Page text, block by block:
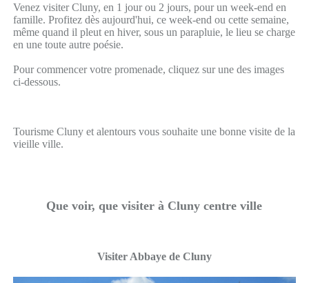
Venez visiter Cluny, en 1 jour ou 2 jours, pour un week-end en
famille. Profitez dès aujourd'hui, ce week-end ou cette semaine,
même quand il pleut en hiver, sous un parapluie, le lieu se charge
en une toute autre poésie.
Pour commencer votre promenade, cliquez sur une des images
ci-dessous.
Tourisme Cluny et alentours vous souhaite une bonne visite de la
vieille ville.
Que voir, que visiter à Cluny centre ville
Visiter Abbaye de Cluny